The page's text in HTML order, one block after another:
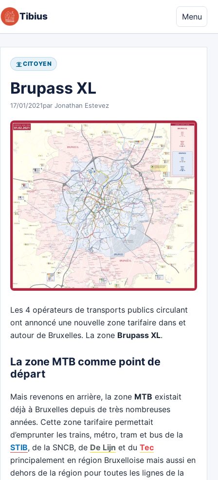
Aller au contenu
Tibius Menu
CITOYEN
Brupass XL
17/01/2021par Jonathan Estevez
Les 4 opérateurs de transports publics circulant
ont annoncé une nouvelle zone tarifaire dans et
autour de Bruxelles. La zone Brupass XL.
La zone MTB comme point de
départ
Mais revenons en arrière, la zone MTB existait
déjà à Bruxelles depuis de très nombreuses
années. Cette zone tarifaire permettait
d’emprunter les trains, métro, tram et bus de la
STIB, de la SNCB, de De Lijn et du Tec
principalement en région Bruxelloise mais aussi en
dehors de la région pour toutes les lignes de la